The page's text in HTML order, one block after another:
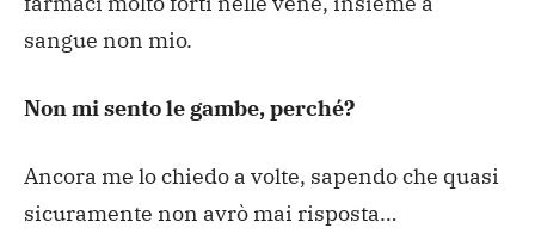
sangue non mio.
Non mi sento le gambe, perché?
Ancora me lo chiedo a volte, sapendo che quasi
sicuramente non avrò mai risposta…